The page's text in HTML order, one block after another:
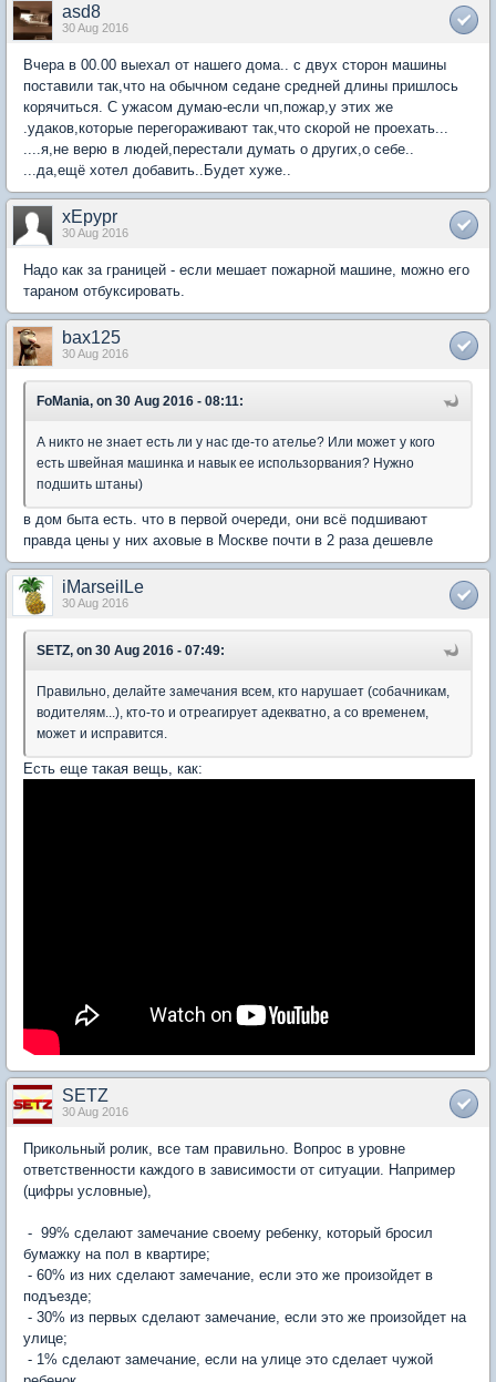
asd8
30 Aug 2016
Вчера в 00.00 выехал от нашего дома.. с двух сторон машины
поставили так,что на обычном седане средней длины пришлось
корячиться. С ужасом думаю-если чп,пожар,у этих же
.удаков,которые перегораживают так,что скорой не проехать...
....я,не верю в людей,перестали думать о других,о себе..
...да,ещё хотел добавить..Будет хуже..
xEpypr
30 Aug 2016
Надо как за границей - если мешает пожарной машине, можно его
тараном отбуксировать.
bax125
30 Aug 2016
FoMania, on 30 Aug 2016 - 08:11:
А никто не знает есть ли у нас где-то ателье? Или может у кого
есть швейная машинка и навык ее использорвания? Нужно
подшить штаны)
в дом быта есть. что в первой очереди, они всё подшивают
правда цены у них аховые в Москве почти в 2 раза дешевле
iMarseilLe
30 Aug 2016
SETZ, on 30 Aug 2016 - 07:49:
Правильно, делайте замечания всем, кто нарушает (собачникам,
водителям...), кто-то и отреагирует адекватно, а со временем,
может и исправится.
Есть еще такая вещь, как:
SETZ
30 Aug 2016
Прикольный ролик, все там правильно. Вопрос в уровне
ответственности каждого в зависимости от ситуации. Например
(цифры условные),
- 99% сделают замечание своему ребенку, который бросил
бумажку на пол в квартире;
- 60% из них сделают замечание, если это же произойдет в
подъезде;
- 30% из первых сделают замечание, если это же произойдет на
улице;
- 1% сделают замечание, если на улице это сделает чужой